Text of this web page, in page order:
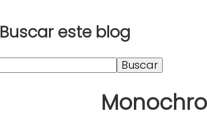
Buscar este blog